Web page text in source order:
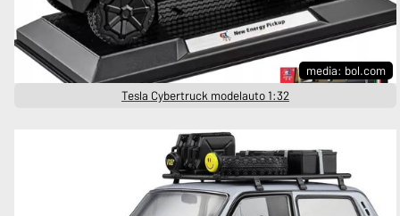
media: bol.com
Tesla Cybertruck modelauto 1:32